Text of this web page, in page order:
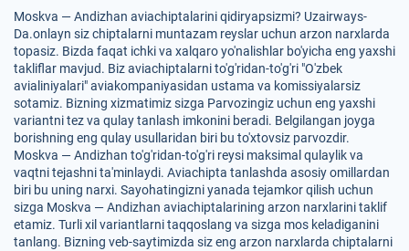
Moskva — Andizhan aviachiptalarini qidiryapsizmi? Uzairways-
Da.onlayn siz chiptalarni muntazam reyslar uchun arzon narxlarda
topasiz. Bizda faqat ichki va xalqaro yo'nalishlar bo'yicha eng yaxshi
takliflar mavjud. Biz aviachiptalarni to'g'ridan-to'g'ri "O'zbek
avialiniyalari" aviakompaniyasidan ustama va komissiyalarsiz
sotamiz. Bizning xizmatimiz sizga Parvozingiz uchun eng yaxshi
variantni tez va qulay tanlash imkonini beradi. Belgilangan joyga
borishning eng qulay usullaridan biri bu to'xtovsiz parvozdir.
Moskva — Andizhan to'g'ridan-to'g'ri reysi maksimal qulaylik va
vaqtni tejashni ta'minlaydi. Aviachipta tanlashda asosiy omillardan
biri bu uning narxi. Sayohatingizni yanada tejamkor qilish uchun
sizga Moskva — Andizhan aviachiptalarining arzon narxlarini taklif
etamiz. Turli xil variantlarni taqqoslang va sizga mos keladiganini
tanlang. Bizning veb-saytimizda siz eng arzon narxlarda chiptalarni